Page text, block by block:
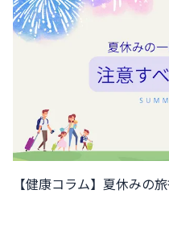
【健康コラム】夏休みの